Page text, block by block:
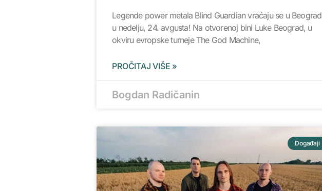
Legende power metala Blind Guardian vraćaju se u Beograd
u nedelju, 24. avgusta! Na otvorenoj bini Luke Beograd, u
okviru evropske turneje The God Machine,
PROČITAJ VIŠE »
Bogdan Radičanin
Događaji